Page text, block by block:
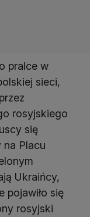
pralce w
sieci,
rosyjskiego
się
na Placu
Ukraińcy,
pojawiło się
rosyjski